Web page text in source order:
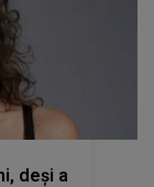
deși a